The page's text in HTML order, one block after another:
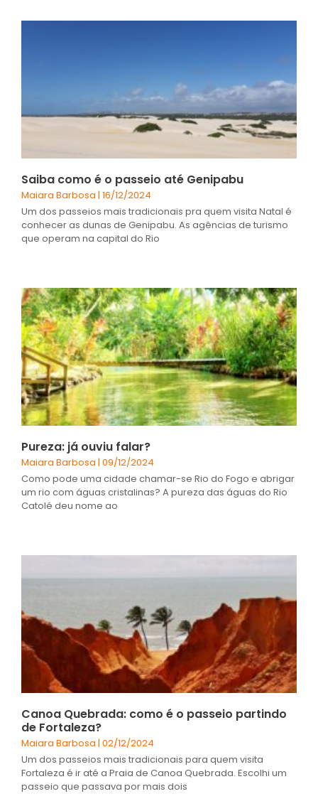
Saiba como é o passeio até Genipabu
Maiara Barbosa 16/12/2024
Um dos passeios mais tradicionais pra quem visita Natal é
conhecer as dunas de Genipabu. As agências de turismo
que operam na capital do Rio
Pureza: já ouviu falar?
Maiara Barbosa 09/12/2024
Como pode uma cidade chamar-se Rio do Fogo e abrigar
um rio com águas cristalinas? A pureza das águas do Rio
Catolé deu nome ao
Canoa Quebrada: como é o passeio partindo
de Fortaleza?
Maiara Barbosa 02/12/2024
Um dos passeios mais tradicionais para quem visita
Fortaleza é ir até a Praia de Canoa Quebrada. Escolhi um
passeio que passava por mais dois